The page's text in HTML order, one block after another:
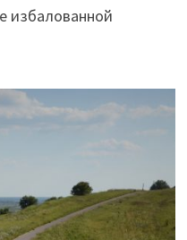
избалованной